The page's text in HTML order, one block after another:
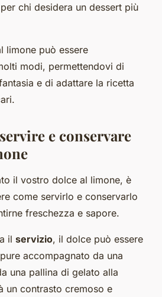
chi desidera un dessert più
limone può essere
modi, permettendovi di
e di adattare la ricetta
e conservare
il vostro dolce al limone, è
come servirlo e conservarlo
freschezza e sapore.
il servizio, il dolce può essere
accompagnato da una
una pallina di gelato alla
un contrasto cremoso e